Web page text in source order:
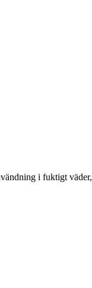
i fuktigt